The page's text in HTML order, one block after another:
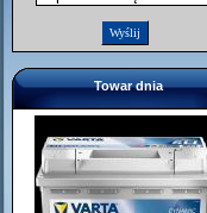
Towar dnia